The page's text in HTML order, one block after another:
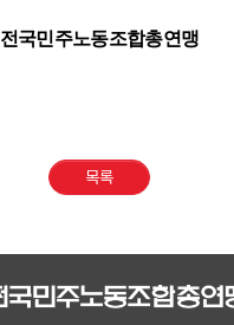
전국민주노동조합총연맹
목록